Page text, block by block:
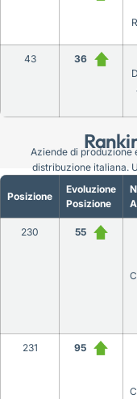
43 36
Posizione
Evoluzione
Posizione
230 55
231 95
Aziende di produzione
distribuzione italiana.